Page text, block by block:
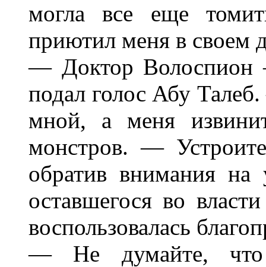
могла все еще
приютил меня в своем
— Доктор Волоспион
подал голос Абу
мной, а меня
монстров. —
обратив внимания
оставшегося во
воспользовалась
— Не думайте,